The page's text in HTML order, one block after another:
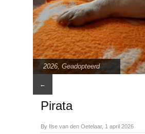
2026, Geadopteerd
←
Pirata
By Ilse van den Oetelaar, 1 april 2026